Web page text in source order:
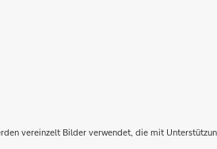
vereinzelt Bilder verwendet, die mit